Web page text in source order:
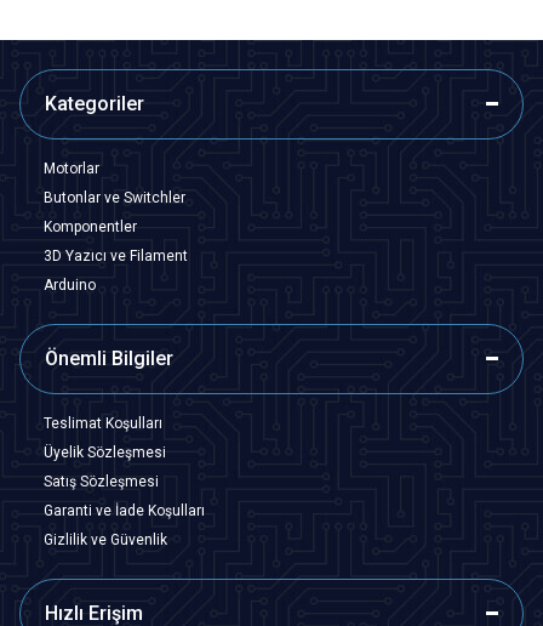
Kategoriler
Motorlar
Butonlar ve Switchler
Komponentler
3D Yazıcı ve Filament
Arduino
Önemli Bilgiler
Teslimat Koşulları
Üyelik Sözleşmesi
Satış Sözleşmesi
Garanti ve İade Koşulları
Gizlilik ve Güvenlik
Hızlı Erişim